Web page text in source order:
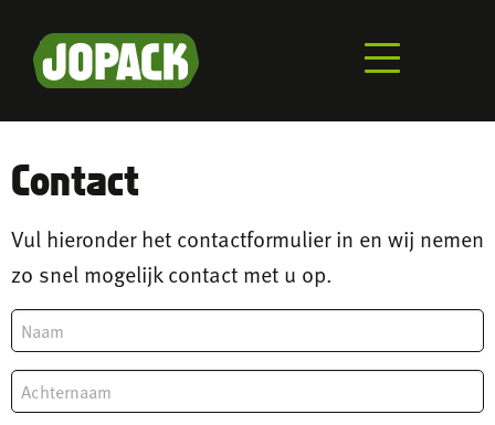
inhoud
Contact
Vul hieronder het contactformulier in en wij nemen
zo snel mogelijk contact met u op.
Voornaam
Achternaam